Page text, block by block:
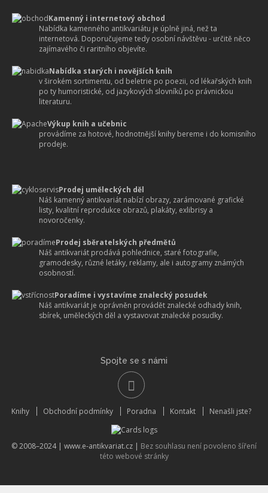
Kamenný i internetový obchod
Nabídka kamenného antikvariátu je úplně jiná, než ta
internetová. Doporučujeme tedy osobní návštěvu - určitě něco
zajímavého či raritního objevíte.
Nabídka starých i novějších knih
v širokém sortimentu, od beletrie po poezii, od lékařských knih
po ty humoristické, od jazykových slovníků po právnickou
literaturu.
Výkup knih a učebnic
provádíme za hotové, hodnotnější knihy bereme i do komisního
prodeje.
Prodej uměleckých děl
Náš kamenný antikvariát nabízí obrazy, zarámované grafické
listy, kvalitní reprodukce obrazů, plakáty, exlibrisy a
novoročenky.
Prodej sběratelských předmětů
Náš antikvariát prodává pohlednice, staré fotografie,
gramodesky, různé letáky, reklamy, ale i autogramy známých
osobností.
Poradíme i vystavíme znalecký posudek
Náš antikvariát je oprávněn provádět znalecké odhady knih,
sbírek, uměleckých děl a vystavovat znalecké posudky.
Spojte se s námi
Knihy Obchodní podmínky Poradna Kontakt Nenašli jste?
© 2008–2024 | www.e-antikvariat.cz | Bez souhlasu není povoleno šíření
této webové stránky